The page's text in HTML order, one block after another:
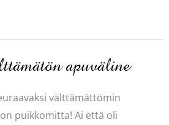
apuväline
välttämättömin
puikkomitta! Ai että oli